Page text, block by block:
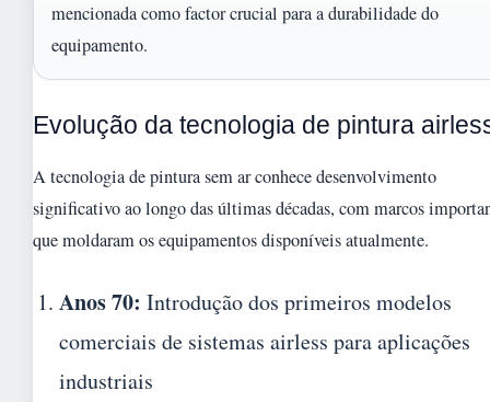
mencionada como factor crucial para a durabilidade do
equipamento.
Evolução da tecnologia de pintura
A tecnologia de pintura sem ar conhece desenvolvimento
significativo ao longo das últimas décadas, com marcos
que moldaram os equipamentos disponíveis atualmente.
Anos 70: Introdução dos primeiros modelos
comerciais de sistemas airless para aplicações
industriais